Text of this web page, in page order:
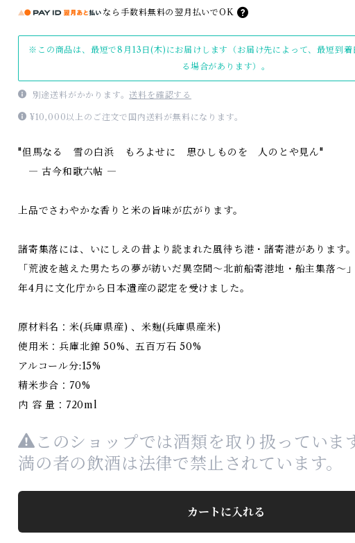
なら 手数料無料の 翌月払いでOK
※この商品は、最短で8月13日(木)にお届けします（お届け先によって、最短到着
る場合があります）。
別途送料がかかります。送料を確認する
¥10,000以上のご注文で国内送料が無料になります。
"但馬なる 雪の白浜 もろよせに 思ひしものを 人のとや見ん"
― 古今和歌六帖 ―
上品でさわやかな香りと米の旨味が広がります。
諸寄集落には、いにしえの昔より読まれた風待ち港・諸寄港があります。
「荒波を越えた男たちの夢が紡いだ異空間〜北前船寄港地・船主集落〜
年4月に文化庁から日本遺産の認定を受けました。
原材料名：米(兵庫県産) 、米麹(兵庫県産米)
使用米：兵庫北錦 50%、五百万石 50%
アルコール分:15%
精米歩合：70%
内 容 量：720ml
このショップでは酒類を取り扱っていま
満の者の飲酒は法律で禁止されています。
カートに入れる